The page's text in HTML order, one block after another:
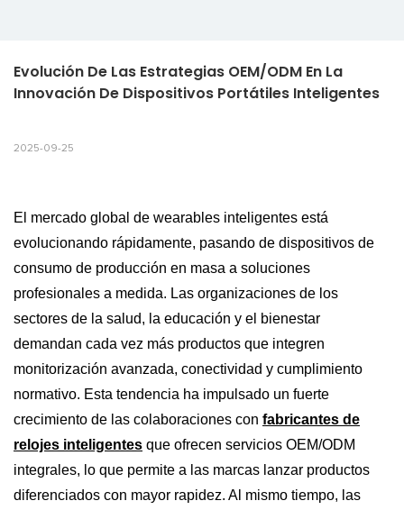
Evolución De Las Estrategias OEM/ODM En La
Innovación De Dispositivos Portátiles Inteligentes
2025-09-25
El mercado global de wearables inteligentes está
evolucionando rápidamente, pasando de dispositivos de
consumo de producción en masa a soluciones
profesionales a medida. Las organizaciones de los
sectores de la salud, la educación y el bienestar
demandan cada vez más productos que integren
monitorización avanzada, conectividad y cumplimiento
normativo. Esta tendencia ha impulsado un fuerte
crecimiento de las colaboraciones con fabricantes de
relojes inteligentes que ofrecen servicios OEM/ODM
integrales, lo que permite a las marcas lanzar productos
diferenciados con mayor rapidez. Al mismo tiempo, las